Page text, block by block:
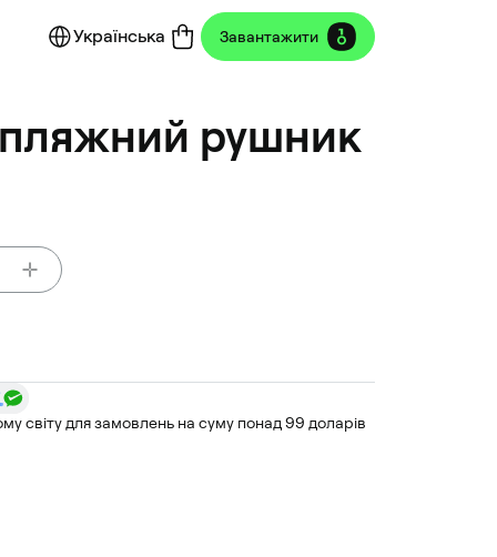
Українська Завантажити
рушник
світу для замовлень на суму понад 99 доларів